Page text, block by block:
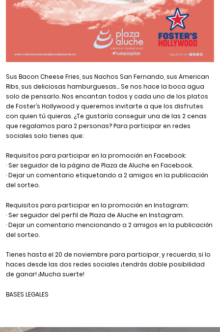
Sus Bacon Cheese Fries, sus Nachos San Fernando, sus American
Ribs, sus deliciosas hamburguesas… Se nos hace la boca agua
solo de pensarlo. Nos encantan todos y cada uno de los platos
de Foster’s Hollywood y queremos invitarte a que los disfrutes
con quien tú quieras. ¿Te gustaría conseguir una de las 2 cenas
que regalamos para 2 personas? Para participar en redes
sociales solo tienes que:
Requisitos para participar en la promoción en Facebook:
· Ser seguidor de la página de Plaza de Aluche en Facebook.
· Dejar un comentario etiquetando a 2 amigos en la publicación
del sorteo.
Requisitos para participar en la promoción en Instagram:
· Ser seguidor del perfil de Plaza de Aluche en Instagram.
· Dejar un comentario mencionando a 2 amigos en la publicación
del sorteo.
Tienes hasta el 20 de noviembre para participar, y recuerda, si lo
haces desde las dos redes sociales ¡tendrás doble posibilidad
de ganar! ¡Mucha suerte!
BASES LEGALES